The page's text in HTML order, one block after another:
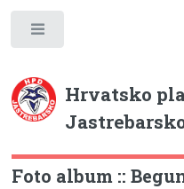
Hrvatsko
Foto album ::